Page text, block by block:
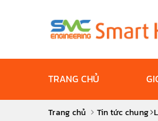
TRANG CHỦ
Trang chủ Tin tức chung